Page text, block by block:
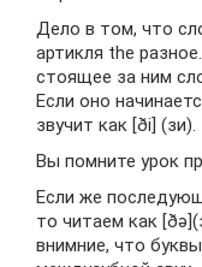
Дело в том, что
артикля the
стоящее за ним
Если оно
звучит как [ði] (зи).
Вы помните урок
Если же
то читаем как
внимние, что